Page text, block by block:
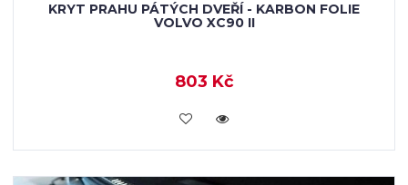
KRYT PRAHU PÁTÝCH DVEŘÍ - KARBON FOLIE
VOLVO XC90 II
803 Kč
KOUPIT